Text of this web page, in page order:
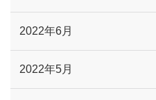
2022年6月
2022年5月